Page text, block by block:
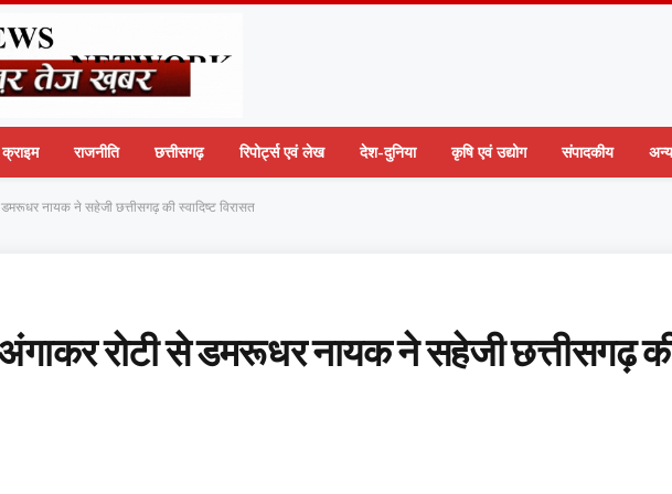
क्राइम राजनीति छत्तीसगढ़ रिपोर्ट्स एवं लेख देश-दुनिया कृषि एवं उद्योग संपादकीय अन्य
नायक ने सहेजी छत्तीसगढ़ की स्वादिष्ट विरासत
रोटी से डमरूधर नायक ने सहेजी छत्तीसगढ़